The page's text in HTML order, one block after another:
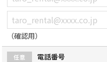
（確認用）
任意 電話番号